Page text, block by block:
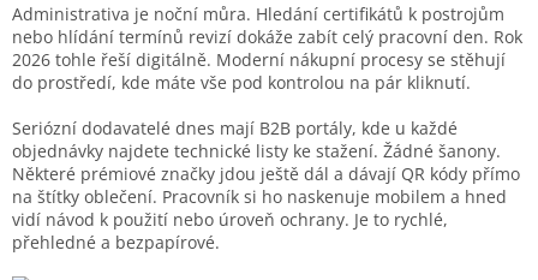
Administrativa je noční můra. Hledání certifikátů k postrojům
nebo hlídání termínů revizí dokáže zabít celý pracovní den. Rok
2026 tohle řeší digitálně. Moderní nákupní procesy se stěhují
do prostředí, kde máte vše pod kontrolou na pár kliknutí.
Seriózní dodavatelé dnes mají B2B portály, kde u každé
objednávky najdete technické listy ke stažení. Žádné šanony.
Některé prémiové značky jdou ještě dál a dávají QR kódy přímo
na štítky oblečení. Pracovník si ho naskenuje mobilem a hned
vidí návod k použití nebo úroveň ochrany. Je to rychlé,
přehledné a bezpapírové.